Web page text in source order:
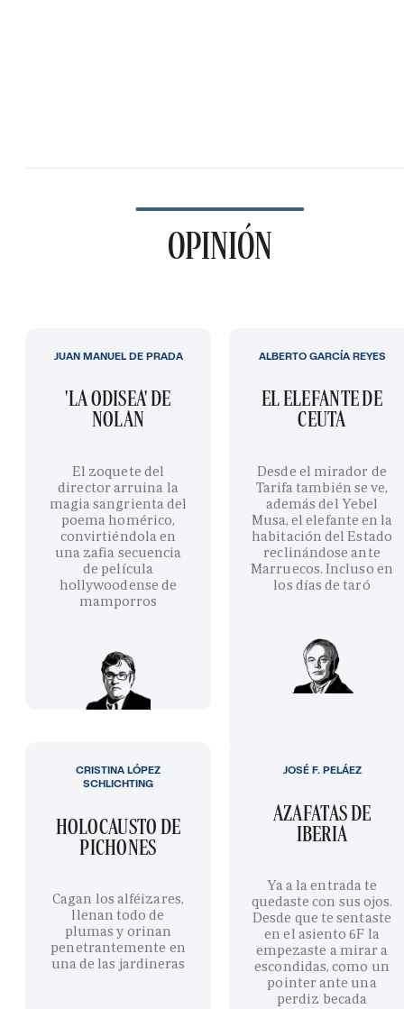
OPINIÓN
'LA ODISEA' DE
NOLAN
El zoquete del
director arruina la
magia sangrienta del
poema homérico,
convirtiéndola en
una zafia secuencia
de película
hollywoodense de
mamporros
JUAN MANUEL DE PRADA
EL ELEFANTE DE
CEUTA
Desde el mirador de
Tarifa también se ve,
además del Yebel
Musa, el elefante en la
habitación del Estado
reclinándose ante
Marruecos. Incluso en
los días de taró
ALBERTO GARCÍA REYES
HOLOCAUSTO DE
PICHONES
Cagan los alféizares,
llenan todo de
plumas y orinan
penetrantemente en
una de las jardineras
CRISTINA LÓPEZ
SCHLICHTING
AZAFATAS DE
IBERIA
Ya a la entrada te
quedaste con sus ojos.
Desde que te sentaste
en el asiento 6F la
empezaste a mirar a
escondidas, como un
pointer ante una
perdiz becada
JOSÉ F. PELÁEZ